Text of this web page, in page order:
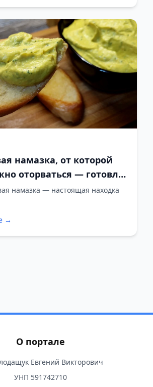
намазка, от которой
оторваться — готовлю
намазка — настоящая находка
→
О портале
Евгений Викторович
УНП 591742710